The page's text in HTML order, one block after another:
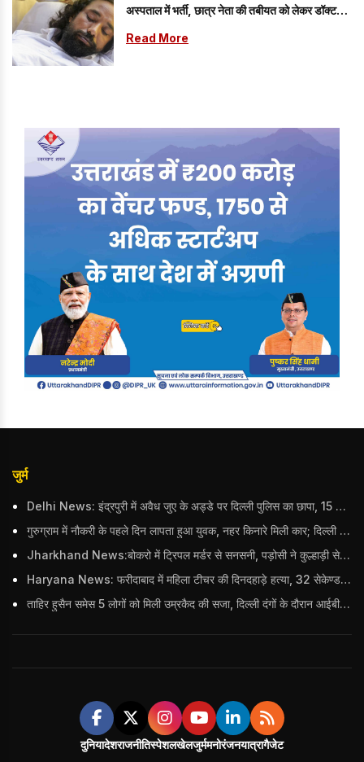
अस्पताल में भर्ती, छात्र नेता की तबीयत को लेकर डॉक्टरों
ने दी चेतावनी
Read More
जुर्म
Delhi News: इंद्रपुरी में अवैध जुए के अड्डे पर दिल्ली पुलिस का छापा, 15 जुआरियों को पकड़ा; ₹3.61 लाख नकद और अन्य सामान बरामद
गुरुग्राम में नौकरी के पहले दिन लापता हुआ युवक, नहर किनारे मिली कार; दिल्ली पुलिस ने दर्ज की FIR
Jharkhand News:बोकरो में ट्रिपल मर्डर से सनसनी, पड़ोसी ने कुल्हाड़ी से पति-पत्नी और बहु की हत्या की
Haryana News: फरीदाबाद में महिला टीचर की दिनदहाड़े हत्या, 32 सेकेण्ड में 34 बार किया वार
ताहिर हुसैन समेस 5 लोगों को मिली उम्रकैद की सजा, दिल्ली दंगों के दौरान आईबी अधिकारी का किया था कत्ल
दुनियादेशराजनीतिस्पेशलखेलजुर्ममनोरंजनयात्रागैजेट